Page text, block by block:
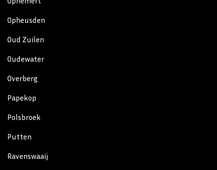
Opheusden
Oud Zuilen
Oudewater
Overberg
Papekop
Polsbroek
Putten
Ravenswaaij